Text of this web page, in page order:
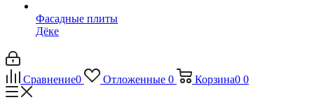
Фасадные плиты
Дёке
Сравнение0 Отложенные 0 Корзина0 0